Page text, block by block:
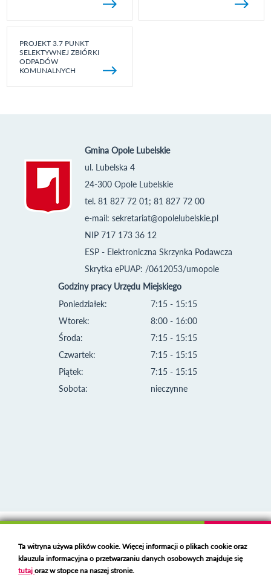
PROJEKT 3.7 PUNKT
SELEKTYWNEJ ZBIÓRKI
ODPADÓW
KOMUNALNYCH
Gmina Opole Lubelskie
ul. Lubelska 4
24-300 Opole Lubelskie
tel. 81 827 72 01; 81 827 72 00
e-mail: sekretariat@opolelubelskie.pl
NIP 717 173 36 12
ESP - Elektroniczna Skrzynka Podawcza
Skrytka ePUAP: /0612053/umopole
Godziny pracy Urzędu Miejskiego
Poniedziałek:
Wtorek:
Środa:
Czwartek:
Piątek:
Sobota:
7:15 - 15:15
8:00 - 16:00
7:15 - 15:15
7:15 - 15:15
7:15 - 15:15
nieczynne
Deklaracja dostępności
Polski serwer RBLhttps://polspam.pl/
Ta witryna używa plików cookie. Więcej informacji o plikach cookie oraz
klauzula informacyjna o przetwarzaniu danych osobowych znajduje się
tutajoraz w stopce na naszej stronie.